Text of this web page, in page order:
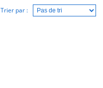
Trier par :